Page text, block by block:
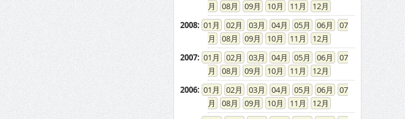
08
09 10 11
12
2008: 01 02 03 04 05 06
07
08
09 10 11
12
2007: 01 02 03 04 05 06
07
08
09 10 11
12
2006: 01 02 03 04 05 06
07
08
09 10 11
12